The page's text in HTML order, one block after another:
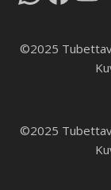
©2025
©2025